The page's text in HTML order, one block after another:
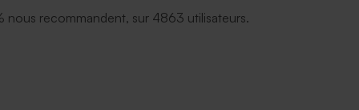
nous recommandent, sur 4863 utilisateurs.